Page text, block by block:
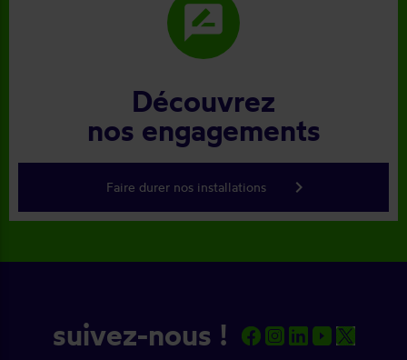
rate_review
Découvrez
nos engagements
Faire durer nos installations keyboard_arrow_right
suivez-nous !